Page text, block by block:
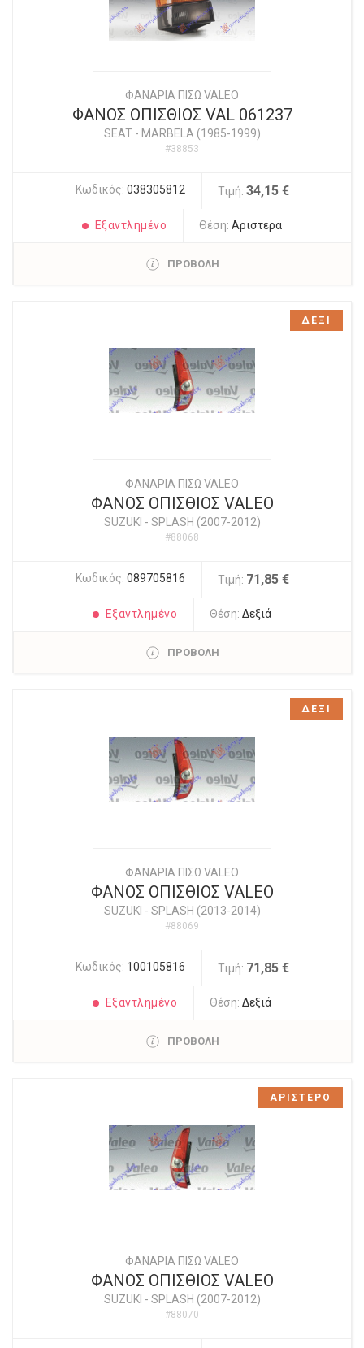
ΦΑΝΑΡΙΑ ΠΙΣΩ VALEO
ΦΑΝΟΣ ΟΠΙΣΘΙΟΣ VAL 061237
SEAT- MARBELA (1985-1999)
#38853
Κωδικός: 038305812 Τιμή: 34,15 €
Εξαντλημένο Θέση:Αριστερά
ΠΡΟΒΟΛΗ
ΦΑΝΑΡΙΑ ΠΙΣΩ VALEO
ΦΑΝΟΣ ΟΠΙΣΘΙΟΣ VALEO
SUZUKI - SPLASH (2007-2012)
#88068
Κωδικός: 089705816 Τιμή: 71,85 €
Εξαντλημένο Θέση:Δεξιά
ΠΡΟΒΟΛΗ
ΔΕΞΙ
ΦΑΝΑΡΙΑ ΠΙΣΩ VALEO
ΦΑΝΟΣ ΟΠΙΣΘΙΟΣ VALEO
SUZUKI - SPLASH (2013-2014)
#88069
Κωδικός: 100105816 Τιμή: 71,85 €
Εξαντλημένο Θέση:Δεξιά
ΠΡΟΒΟΛΗ
ΔΕΞΙ
ΦΑΝΑΡΙΑ ΠΙΣΩ VALEO
ΦΑΝΟΣ ΟΠΙΣΘΙΟΣ VALEO
SUZUKI - SPLASH (2007-2012)
#88070
ΑΡΙΣΤΕΡΟ